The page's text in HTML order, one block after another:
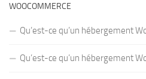
WOOCOMMERCE
Qu’est-ce qu’un hébergement
Qu’est-ce qu’un hébergement